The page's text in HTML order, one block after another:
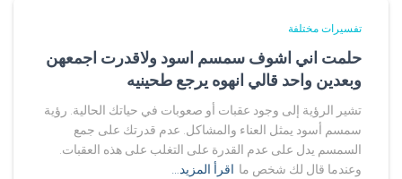
تفسيرات مختلفة
حلمت اني اشوف سمسم اسود ولاقدرت اجمعهن
وبعدين واحد قالي انهوه يرجع طحينيه
تشير الرؤية إلى وجود عقبات أو صعوبات في حياتك الحالية. رؤية
سمسم أسود يمثل العناء والمشاكل. عدم قدرتك على جمع
السمسم يدل على عدم القدرة على التغلب على هذه العقبات.
وعندما قال لك شخص ما اقرأ المزيد…